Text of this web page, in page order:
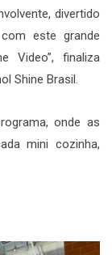
divertido
este grande
Video”, finaliza
Shine Brasil.
onde as
mini cozinha,